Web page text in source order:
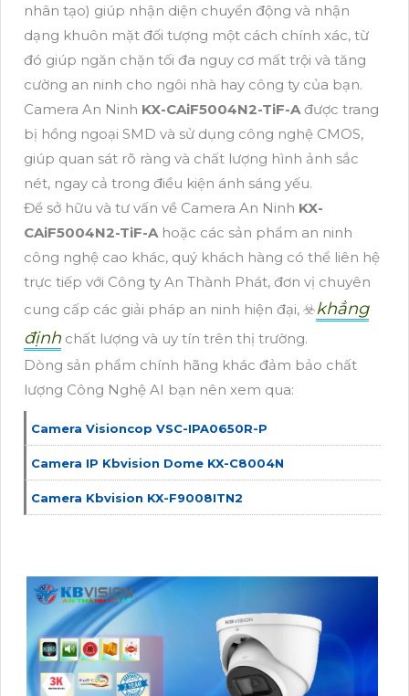
nhân tạo) giúp nhận diện chuyển động và nhận
dạng khuôn mặt đối tượng một cách chính xác, từ
đó giúp ngăn chặn tối đa nguy cơ mất trội và tăng
cường an ninh cho ngôi nhà hay công ty của bạn.
Camera An Ninh KX-CAiF5004N2-TiF-Ađược trang
bị hồng ngoại SMD và sử dụng công nghệ CMOS,
giúp quan sát rõ ràng và chất lượng hình ảnh sắc
nét, ngay cả trong điều kiện ánh sáng yếu.
Để sở hữu và tư vấn về Camera An Ninh KX-
CAiF5004N2-TiF-A hoặc các sản phẩm an ninh
công nghệ cao khác, quý khách hàng có thể liên hệ
trực tiếp với Công ty An Thành Phát, đơn vị chuyên
cung cấp các giải pháp an ninh hiện đại, ☣️khẳng
định chất lượng và uy tín trên thị trường.
Dòng sản phẩm chính hãng khác đảm bảo chất
lượng Công Nghệ AI bạn nên xem qua:
Camera Visioncop VSC-IPA0650R-P
Camera IP Kbvision Dome KX-C8004N
Camera Kbvision KX-F9008ITN2